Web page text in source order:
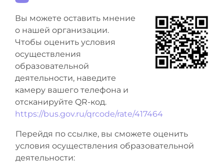
Вы можете оставить мнение
о нашей организации.
Чтобы оценить условия
осуществления
образовательной
деятельности, наведите
камеру вашего телефона и
отсканируйте QR-код.
https://bus.gov.ru/qrcode/rate/417464
Перейдя по ссылке, вы сможете оценить
условия осуществления образовательной
деятельности: